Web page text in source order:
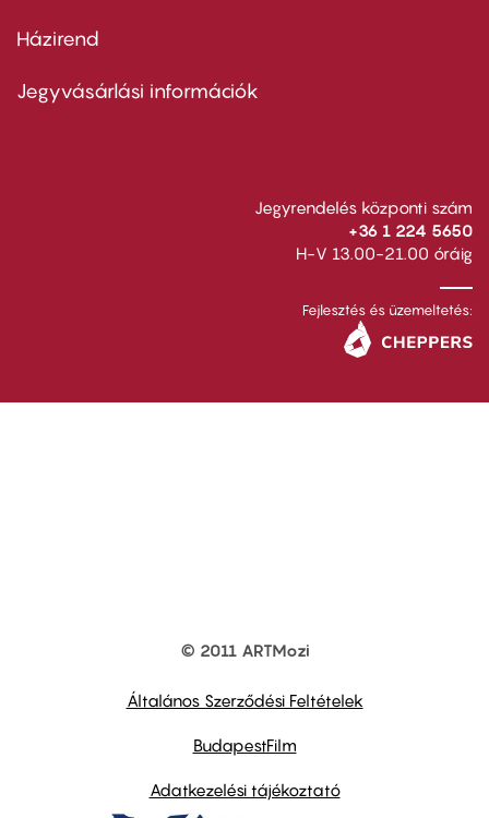
Footer
second
Házirend
Jegyvásárlási információk
Jegyrendelés központi szám
+36 1 224 5650
H-V 13.00-21.00 óráig
Fejlesztés és üzemeltetés:
© 2011 ARTMozi
Általános Szerződési Feltételek
BudapestFilm
Adatkezelési tájékoztató